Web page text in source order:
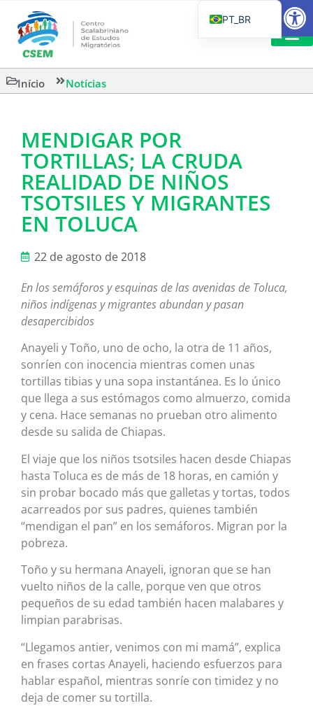
Início Notícias
MENDIGAR POR
TORTILLAS; LA CRUDA
REALIDAD DE NIÑOS
TSOTSILES Y MIGRANTES
EN TOLUCA
22 de agosto de 2018
En los semáforos y esquinas de las avenidas de Toluca,
niños indígenas y migrantes abundan y pasan
desapercibidos
Anayeli y Toño, uno de ocho, la otra de 11 años,
sonríen con inocencia mientras comen unas
tortillas tibias y una sopa instantánea. Es lo único
que llega a sus estómagos como almuerzo, comida
y cena. Hace semanas no prueban otro alimento
desde su salida de Chiapas.
El viaje que los niños tsotsiles hacen desde Chiapas
hasta Toluca es de más de 18 horas, en camión y
sin probar bocado más que galletas y tortas, todos
acarreados por sus padres, quienes también
“mendigan el pan” en los semáforos. Migran por la
pobreza.
Toño y su hermana Anayeli, ignoran que se han
vuelto niños de la calle, porque ven que otros
pequeños de su edad también hacen malabares y
limpian parabrisas.
“Llegamos antier, venimos con mi mamá”, explica
en frases cortas Anayeli, haciendo esfuerzos para
hablar español, mientras sonríe con timidez y no
deja de comer su tortilla.
PT_BR
IT